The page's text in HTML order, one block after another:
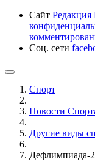
Сайт Редакция
Соц. сети
Спорт
Новости
Другие виды
Дефлимпиада-